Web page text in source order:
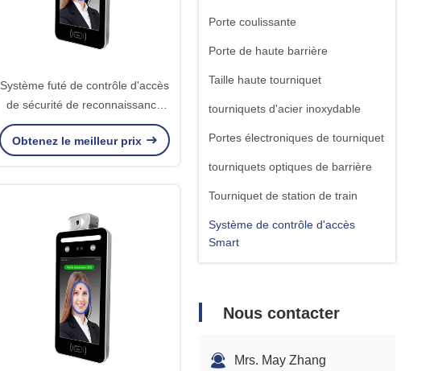
Porte coulissante
Porte de haute barrière
Taille haute tourniquet
tourniquets d'acier inoxydable
Portes électroniques de tourniquet
tourniquets optiques de barrière
Tourniquet de station de train
Système de contrôle d'accès
Smart
Nous contacter
Mrs. May Zhang
Système futé de contrôle d'accès
de sécurité de reconnaissance
des visages de thermomètre
Obtenez le meilleur prix